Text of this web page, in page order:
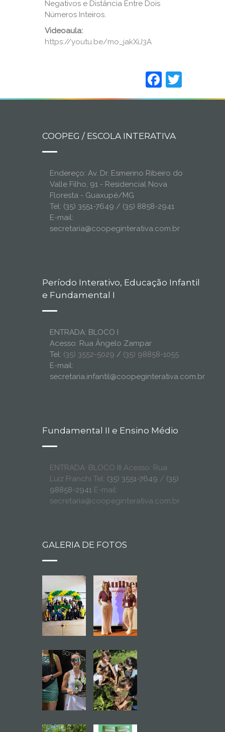
Negativos e Distância Entre Dois
Números Inteiros.
Videoaula:
https://youtu.be/mo_jakXiJ3A
COOPEG / ESCOLA INTERATIVA
Endereço: Av. Dr. Esmerino Ribeiro do
Valle Filho, 91 - Residencial Nova
Floresta - Guaxupé/MG
Tel: (35) 3551-7649 / (35) 8858-2941
E-mail:
secretaria@coopeginterativa.com.br
Período Interativo, Educação Infantil
e Fundamental I
ENTRADA: BLOCO I
Acesso: Rua Ângelo Zampar
Tel: (35) 3552-5029 / (35) 98858-1055
E-mail:
secretaria.infantil@coopeginterativa.com.br
Fundamental II e Ensino Médio
ENTRADA: BLOCO III Acesso: Rua
Luiz Franchi Tel: (35) 3551-7649 / (35)
98858-2941 E-mail:
secretaria@coopeginterativa.com.br
GALERIA DE FOTOS